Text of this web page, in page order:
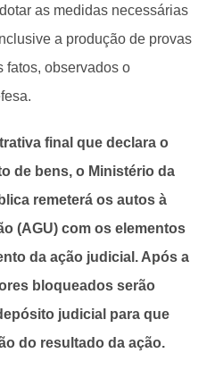
as medidas necessárias
a produção de provas
fatos, observados o
final que declara o
de bens, o Ministério da
remeterá os autos à
(AGU) com os elementos
da ação judicial. Após a
bloqueados serão
judicial para que
do resultado da ação.